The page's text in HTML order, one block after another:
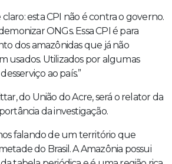
claro: esta CPI não é contra o governo.
ONGs. Essa CPI é para
dos amazônidas que já não
usados. Utilizados por algumas
ao país.”
do União do Acre, será o relator da
da investigação.
falando de um território que
do Brasil. A Amazônia possui